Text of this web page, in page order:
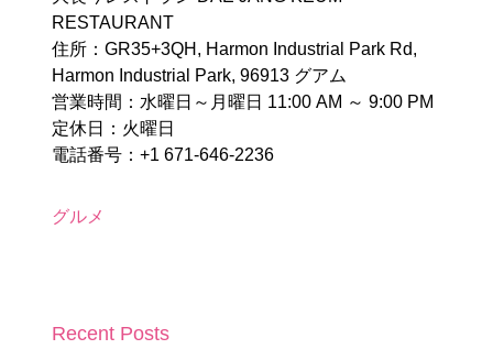
RESTAURANT
住所：GR35+3QH, Harmon Industrial Park Rd,
Harmon Industrial Park, 96913 グアム
営業時間：水曜日～月曜日 11:00 AM ～ 9:00 PM
定休日：火曜日
電話番号：+1 671-646-2236
グルメ
Recent Posts